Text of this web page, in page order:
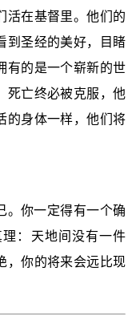
活在基督里。他们的
到圣经的美好，目睹
有的是一个崭新的世
死亡终必被克服，他
的身体一样，他们将
。你一定得有一个确
：天地间没有一件
，你的将来会远比现